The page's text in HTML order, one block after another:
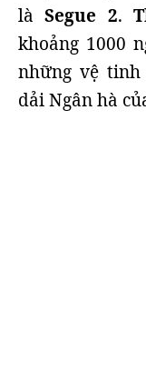
làSegue 2.
khoảng 1000
những vệ
dải Ngân hà